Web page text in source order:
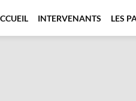
INTERVENANTS LES